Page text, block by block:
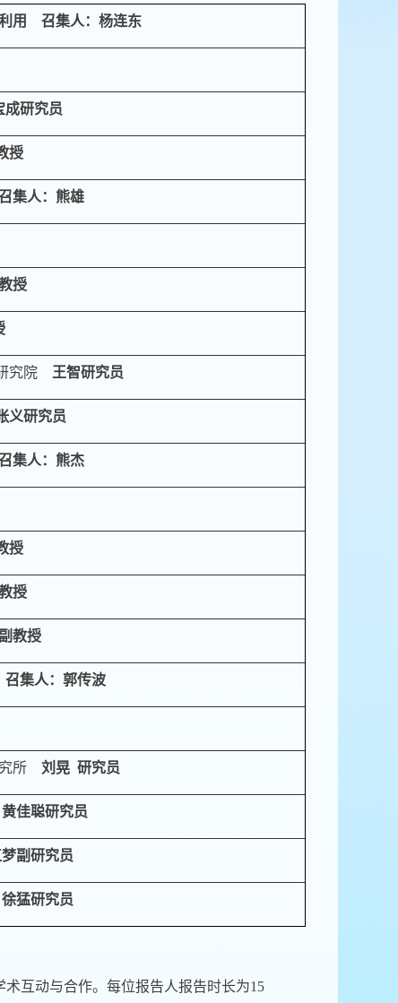
用 召集人： 杨连东
成研究员
授
集人：熊雄
授
究院 王智研究员
义研究员
集人：熊杰
授
授
副教授
召集人：郭传波
所 刘晃 研究员
黄佳聪研究员
副研究员
徐猛研究员
互动与合作。每位报告人报告时长为1 5